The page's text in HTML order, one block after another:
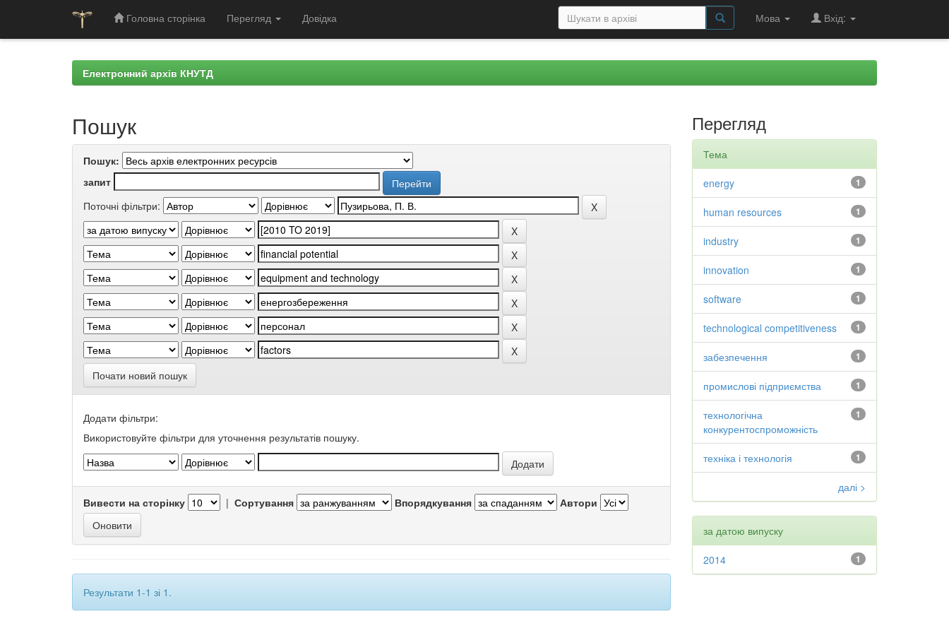
Головна сторінка Перегляд Довідка Мова Вхід:
Електронний архів КНУТД
Пошук
Пошук:
запит
Поточні фільтри:
Почати новий пошук
Додати фільтри:
Використовуйте фільтри для уточнення результатів пошуку.
Вивести на сторінку | Сортування Впорядкування Автори
Результати 1-1 зі 1.
Перегляд
Тема
1
energy
1
human resources
1
industry
1
innovation
1
software
1
technological competitiveness
1
забезпечення
1
промислові підприємства
1
технологічна
конкурентоспроможність
1
техніка і технологія
далі >
за датою випуску
1
2014